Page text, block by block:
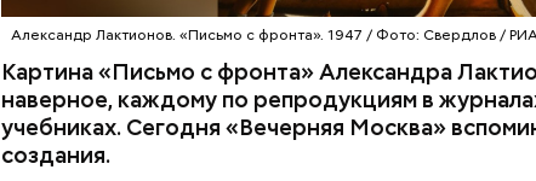
Александр Лактионов. «Письмо с фронта». 1947 / Фото: Свердлов /
Картина «Письмо с фронта» Александра
наверное, каждому по репродукциям в
учебниках. Сегодня «Вечерняя Москва»
создания.